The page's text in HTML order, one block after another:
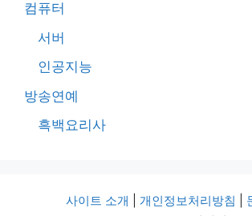
컴퓨터
서버
인공지능
방송연예
흑백요리사
사이트 소개 개인정보처리방침